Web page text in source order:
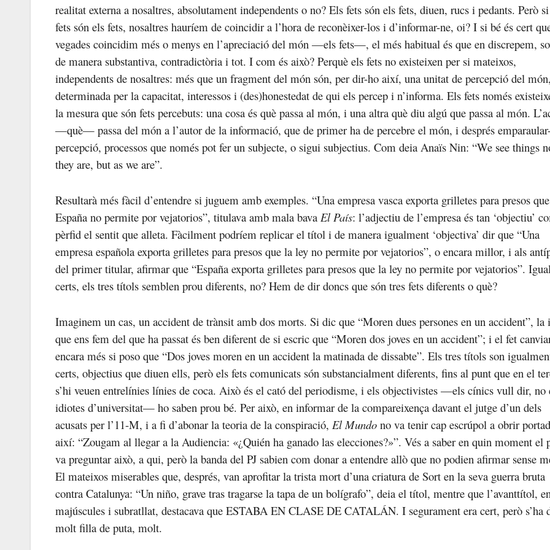
realitat externa a nosaltres, absolutament independents o no? Els fets són els fets, diuen, rucs i pedants. Però
fets són els fets, nosaltres hauríem de coincidir a l’hora de reconèixer-los i d’informar-ne, oi? I si bé és cert
vegades coincidim més o menys en l’apreciació del món —els fets—, el més habitual és que en discrepem,
de manera substantiva, contradictòria i tot. I com és això? Perquè els fets no existeixen per si mateixos,
independents de nosaltres: més que un fragment del món són, per dir-ho així, una unitat de percepció del
determinada per la capacitat, interessos i (des)honestedat de qui els percep i n’informa. Els fets només
la mesura que són fets percebuts: una cosa és què passa al món, i una altra què diu algú que passa al món.
—què— passa del món a l’autor de la informació, que de primer ha de percebre el món, i després
percepció, processos que només pot fer un subjecte, o sigui subjectius. Com deia Anaïs Nin: “We see things
they are, but as we are”.
Resultarà més fàcil d’entendre si juguem amb exemples. “Una empresa vasca exporta grilletes para presos que
España no permite por vejatorios”, titulava amb mala bava El País: l’adjectiu de l’empresa és tan ‘objectiu’
pèrfid el sentit que alleta. Fàcilment podríem replicar el títol i de manera igualment ‘objectiva’ dir que “Una
empresa española exporta grilletes para presos que la ley no permite por vejatorios”, o encara millor, i als
del primer titular, afirmar que “España exporta grilletes para presos que la ley no permite por vejatorios”.
certs, els tres títols semblen prou diferents, no? Hem de dir doncs que són tres fets diferents o què?
Imaginem un cas, un accident de trànsit amb dos morts. Si dic que “Moren dues persones en un accident”, la
que ens fem del que ha passat és ben diferent de si escric que “Moren dos joves en un accident”; i el fet
encara més si poso que “Dos joves moren en un accident la matinada de dissabte”. Els tres títols son
certs, objectius que diuen ells, però els fets comunicats són substancialment diferents, fins al punt que en el
s’hi veuen entrelínies línies de coca. Això és el cató del periodisme, i els objectivistes —els cínics vull dir, no
idiotes d’universitat— ho saben prou bé. Per això, en informar de la compareixença davant el jutge d’un dels
acusats per l’11-M, i a fi d’abonar la teoria de la conspiració, El Mundo no va tenir cap escrúpol a obrir
així: “Zougam al llegar a la Audiencia: «¿Quién ha ganado las elecciones?»”. Vés a saber en quin moment el
va preguntar això, a qui, però la banda del PJ sabien com donar a entendre allò que no podien afirmar sense
El mateixos miserables que, després, van aprofitar la trista mort d’una criatura de Sort en la seva guerra bruta
contra Catalunya: “Un niño, grave tras tragarse la tapa de un bolígrafo”, deia el títol, mentre que l’avanttítol,
majúscules i subratllat, destacava que ESTABA EN CLASE DE CATALÁN. I segurament era cert, però s’ha
molt filla de puta, molt.